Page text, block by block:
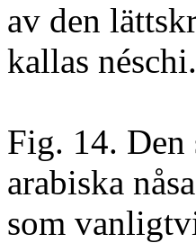
av den
kallas néschi.
Fig. 14. Den
arabiska
som